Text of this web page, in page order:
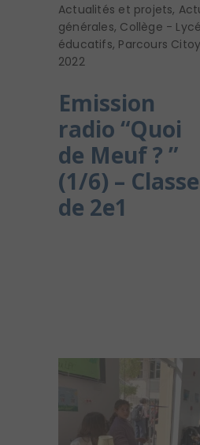
Actualités et projets,
générales, Collège -
éducatifs, Parcours
2022
Emission
radio “Quoi
de Meuf ? ”
(1/6) – Classe
de 2e1